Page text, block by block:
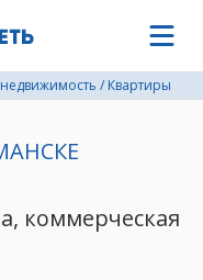
/ Квартиры
коммерческая